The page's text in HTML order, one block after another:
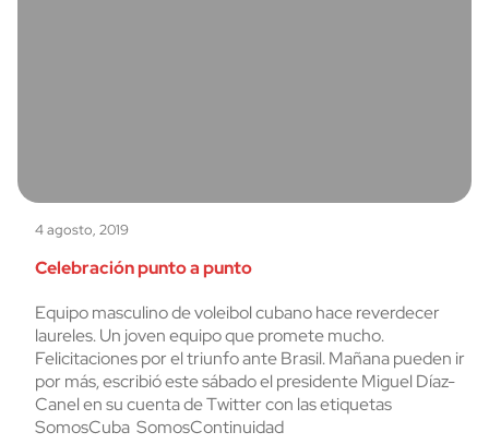
4 agosto, 2019
Celebración punto a punto
Equipo masculino de voleibol cubano hace reverdecer
laureles. Un joven equipo que promete mucho.
Felicitaciones por el triunfo ante Brasil. Mañana pueden ir
por más, escribió este sábado el presidente Miguel Díaz-
Canel en su cuenta de Twitter con las etiquetas
SomosCuba SomosContinuidad